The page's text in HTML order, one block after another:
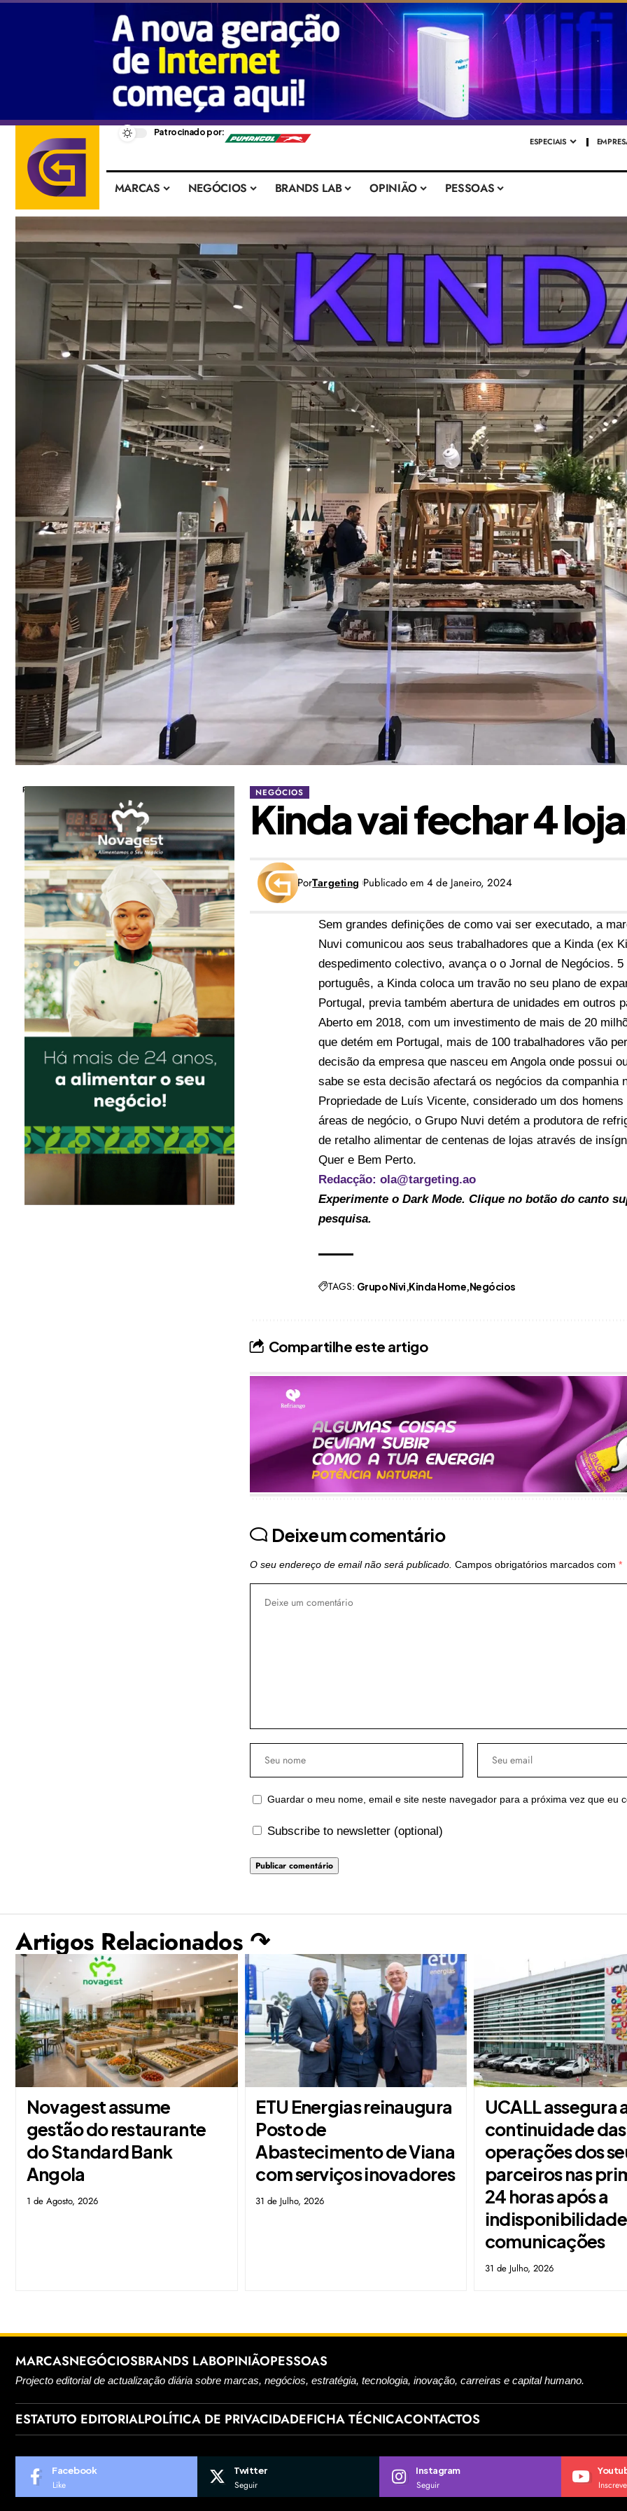
– Patrocinado por:
ESPECIAIS
MARCAS NEGÓCIOS BRANDS LAB OPINIÃO PESSOAS
Publicidade NEGÓCIOS
Kinda vai fechar 4
PorTargeting Publicado em 4 de Janeiro, 2024
Sem grandes definições de como vai ser executado, a
Nuvi comunicou aos seus trabalhadores que a Kinda(ex
despedimento colectivo, avançao o Jornal de Negócios. 5
português, a Kinda coloca um travão no seu plano de
Portugal, previa também abertura de unidades em outros
Aberto em 2018, com um investimento de mais de 20
que detém em Portugal, mais de 100 trabalhadores vão
decisão da empresa que nasceu em Angola onde possui
sabe se esta decisão afectará os negócios da companhia
Propriedade de Luís Vicente, considerado um dos
áreas de negócio, o Grupo Nuvi detém a produtora de
de retalho alimentar de centenas de lojas através de
Quer e Bem Perto.
Redacção: ola@targeting.ao
Experimente o Dark Mode. Clique no botão do canto
pesquisa.
TAGS: Grupo Nivi Kinda Home Negócios
Compartilhe este artigo
Deixe um comentário
O seu endereço de email não será publicado. Campos obrigatórios marcados com *
Guardar o meu nome, email e site neste navegador para a próxima vez que eu
Subscribe to newsletter (optional)
Artigos Relacionados ↷
Novagest assume
gestão do restaurante
do Standard Bank
Angola
1 de Agosto, 2026
ETU Energias reinaugura
Posto de
Abastecimento de Viana
com serviços inovadores
31 de Julho, 2026
UCALL assegura
continuidade das
operações dos
parceiros nas
24 horas após a
comunicações
31 de Julho, 2026
MARCASNEGÓCIOSBRANDS LABOPINIÃOPESSOAS
Projecto editorial de actualização diária sobre marcas, negócios, estratégia, tecnologia, inovação, carreiras e capital humano.
ESTATUTO EDITORIALPOLÍTICA DE PRIVACIDADEFICHA TÉCNICACONTACTOS
Facebook
Like
Twitter
Seguir
Instagram
Seguir